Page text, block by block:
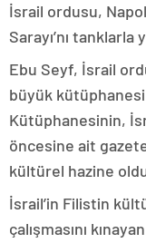
İsrail ordusu,
Sarayı’nı
Ebu Seyf, İsrail
büyük
Kütüphanesinin,
öncesine ait
kültürel hazine
İsrail’in Filistin
çalışmasını